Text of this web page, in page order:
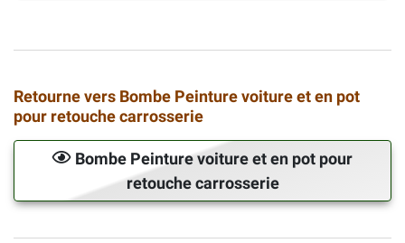
Retourne vers Bombe Peinture voiture et en pot
pour retouche carrosserie
Bombe Peinture voiture et en pot pour
retouche carrosserie